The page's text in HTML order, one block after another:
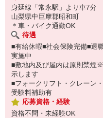
身延線「常永駅」より車7分
山梨県中巨摩郡昭和町
＊車・バイク通勤OK
待遇
■有給休暇■社会保険完備■退
実施中
■敷地内及び屋内は原則禁煙
示します
■フォークリフト・クレーン
受験料補助有
応募資格・経験
資格不問・未経験OK